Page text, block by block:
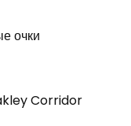
Corridor